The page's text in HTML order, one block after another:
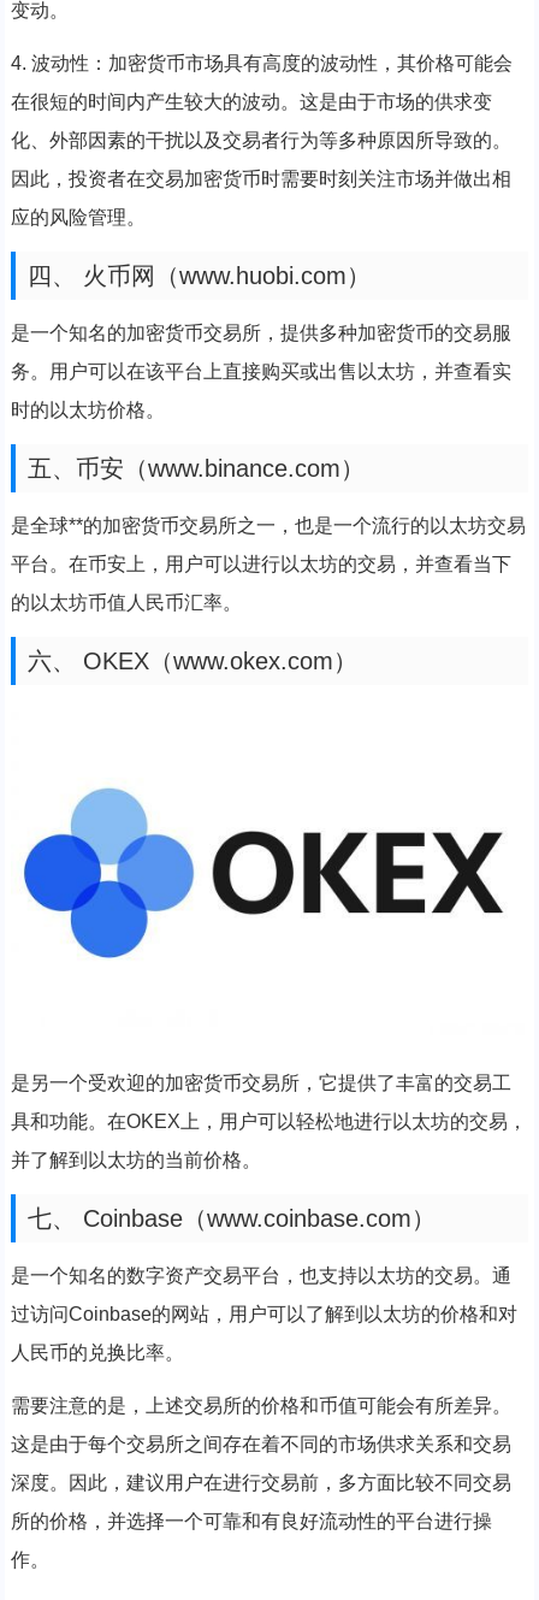
变动。
4. 波动性：加密货币市场具有高度的波动性，其价格可能会
在很短的时间内产生较大的波动。这是由于市场的供求变
化、外部因素的干扰以及交易者行为等多种原因所导致的。
因此，投资者在交易加密货币时需要时刻关注市场并做出相
应的风险管理。
四、 火币网（www.huobi.com）
是一个知名的加密货币交易所，提供多种加密货币的交易服
务。用户可以在该平台上直接购买或出售以太坊，并查看实
时的以太坊价格。
五、币安（www.binance.com）
是全球**的加密货币交易所之一，也是一个流行的以太坊交易
平台。在币安上，用户可以进行以太坊的交易，并查看当下
的以太坊币值人民币汇率。
六、 OKEX（www.okex.com）
是另一个受欢迎的加密货币交易所，它提供了丰富的交易工
具和功能。在OKEX上，用户可以轻松地进行以太坊的交易，
并了解到以太坊的当前价格。
七、 Coinbase（www.coinbase.com）
是一个知名的数字资产交易平台，也支持以太坊的交易。通
过访问Coinbase的网站，用户可以了解到以太坊的价格和对
人民币的兑换比率。
需要注意的是，上述交易所的价格和币值可能会有所差异。
这是由于每个交易所之间存在着不同的市场供求关系和交易
深度。因此，建议用户在进行交易前，多方面比较不同交易
所的价格，并选择一个可靠和有良好流动性的平台进行操
作。